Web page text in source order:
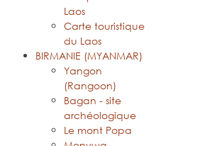
Laos
Carte touristique
du Laos
BIRMANIE (MYANMAR)
Yangon
(Rangoon)
Bagan - site
archéologique
Le mont Popa